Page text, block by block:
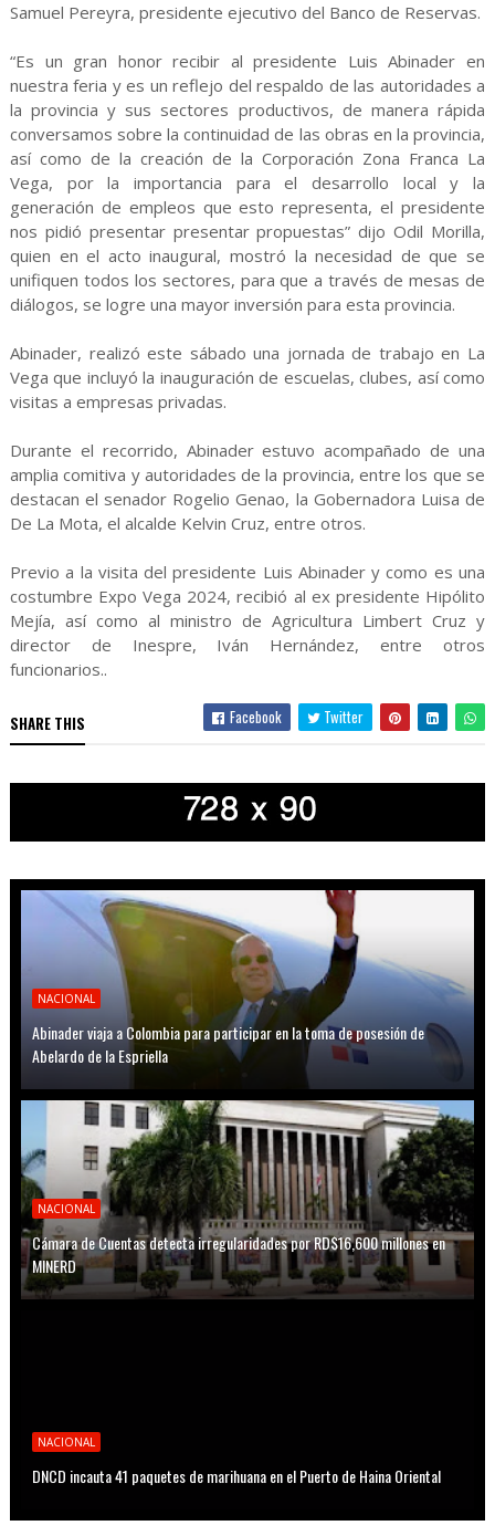
Samuel Pereyra, presidente ejecutivo del Banco de Reservas.
“Es un gran honor recibir al presidente Luis Abinader en
nuestra feria y es un reflejo del respaldo de las autoridades a
la provincia y sus sectores productivos, de manera rápida
conversamos sobre la continuidad de las obras en la provincia,
así como de la creación de la Corporación Zona Franca La
Vega, por la importancia para el desarrollo local y la
generación de empleos que esto representa, el presidente
nos pidió presentar presentar propuestas” dijo Odil Morilla,
quien en el acto inaugural, mostró la necesidad de que se
unifiquen todos los sectores, para que a través de mesas de
diálogos, se logre una mayor inversión para esta provincia.
Abinader, realizó este sábado una jornada de trabajo en La
Vega que incluyó la inauguración de escuelas, clubes, así como
visitas a empresas privadas.
Durante el recorrido, Abinader estuvo acompañado de una
amplia comitiva y autoridades de la provincia, entre los que se
destacan el senador Rogelio Genao, la Gobernadora Luisa de
De La Mota, el alcalde Kelvin Cruz, entre otros.
Previo a la visita del presidente Luis Abinader y como es una
costumbre Expo Vega 2024, recibió al ex presidente Hipólito
Mejía, así como al ministro de Agricultura Limbert Cruz y
director de Inespre, Iván Hernández, entre otros
funcionarios..
SHARE THIS Facebook Twitter
NACIONAL
Abinader viaja a Colombia para participar en la toma de posesión de
Abelardo de la Espriella
NACIONAL
Cámara de Cuentas detecta irregularidades por RD$16,600 millones en
MINERD
NACIONAL
DNCD incauta 41 paquetes de marihuana en el Puerto de Haina Oriental